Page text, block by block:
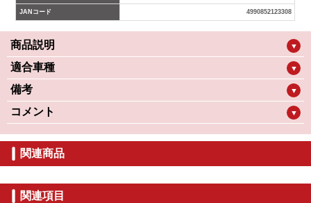
JANコード 4990852123308
商品説明 ▼
適合車種 ▼
備考 ▼
コメント ▼
関連商品
関連項目